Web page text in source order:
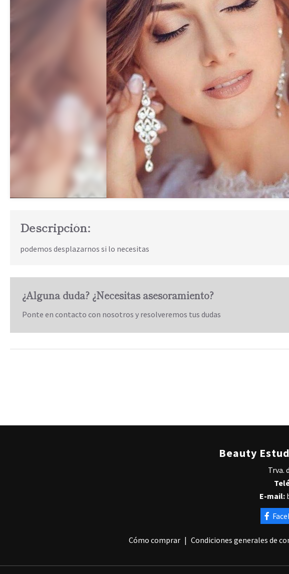
Descripción:
podemos desplazarnos si lo necesitas
¿Alguna duda? ¿Necesitas asesoramiento?
Ponte en contacto con nosotros y resolveremos tus dudas
Beauty
Trva.
E-mail:
Cómo comprar Condiciones generales de